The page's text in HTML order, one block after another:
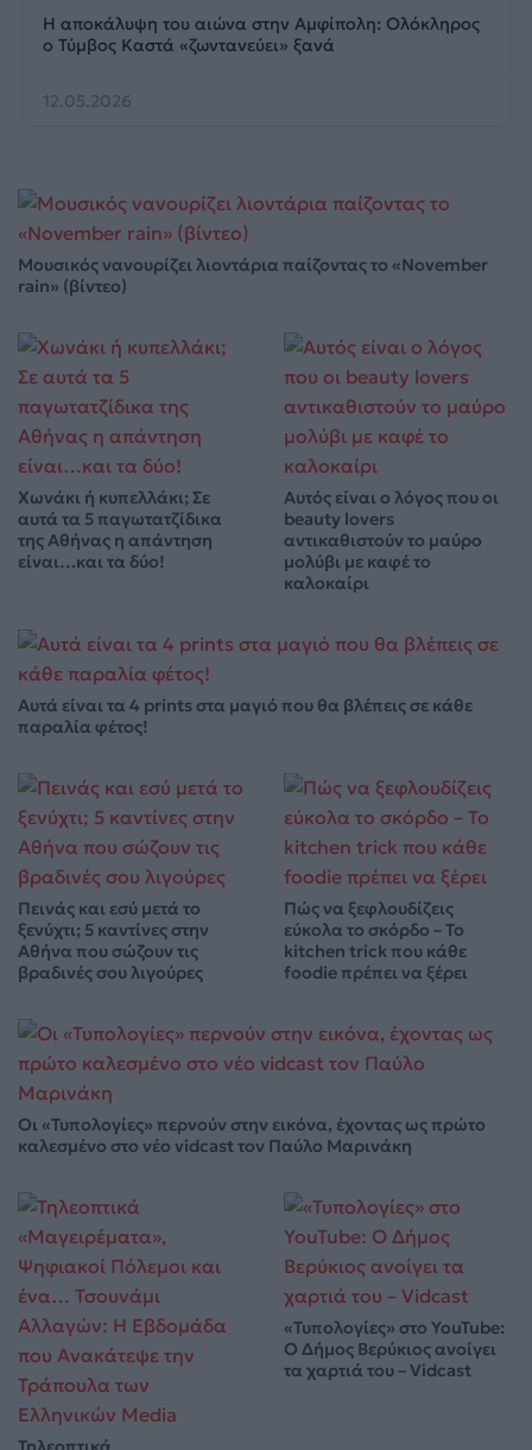
Η αποκάλυψη του αιώνα στην Αμφίπολη: Ολόκληρος
ο Τύμβος Καστά «ζωντανεύει» ξανά
12.05.2026
Μουσικός νανουρίζει λιοντάρια παίζοντας το «November
rain» (βίντεο)
Χωνάκι ή κυπελλάκι; Σε
αυτά τα 5 παγωτατζίδικα
της Αθήνας η απάντηση
είναι…και τα δύο!
Αυτός είναι ο λόγος που οι
beauty lovers
αντικαθιστούν το μαύρο
μολύβι με καφέ το
καλοκαίρι
Αυτά είναι τα 4 prints στα μαγιό που θα βλέπεις σε κάθε
παραλία φέτος!
Πεινάς και εσύ μετά το
ξενύχτι; 5 καντίνες στην
Αθήνα που σώζουν τις
βραδινές σου λιγούρες
Πώς να ξεφλουδίζεις
εύκολα το σκόρδο – Το
kitchen trick που κάθε
foodie πρέπει να ξέρει
Οι «Τυπολογίες» περνούν στην εικόνα, έχοντας ως πρώτο
καλεσμένο στο νέο vidcast τον Παύλο Μαρινάκη
«Τυπολογίες» στο YouTube:
Ο Δήμος Βερύκιος ανοίγει
τα χαρτιά του – Vidcast